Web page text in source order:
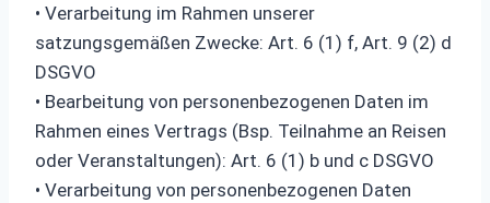
• Verarbeitung im Rahmen unserer
satzungsgemäßen Zwecke: Art. 6 (1) f, Art. 9 (2) d
DSGVO
• Bearbeitung von personenbezogenen Daten im
Rahmen eines Vertrags (Bsp. Teilnahme an Reisen
oder Veranstaltungen): Art. 6 (1) b und c DSGVO
• Verarbeitung von personenbezogenen Daten